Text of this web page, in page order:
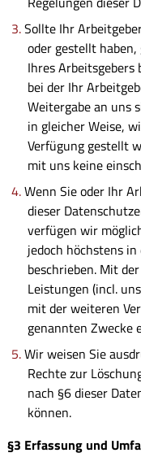
Sollte Ihr
oder gestellt
Ihres Arbeitsgebers
bei der Ihr
Weitergabe an uns
in gleicher Weise,
Verfügung gestellt
mit uns keine
Wenn Sie oder Ihr
dieser
verfügen wir
jedoch höchstens
beschrieben. Mit
Leistungen (incl.
mit der weiteren
genannten Zwecke
Wir weisen Sie
Rechte zur
nach §6 dieser
können.
§3 Erfassung und